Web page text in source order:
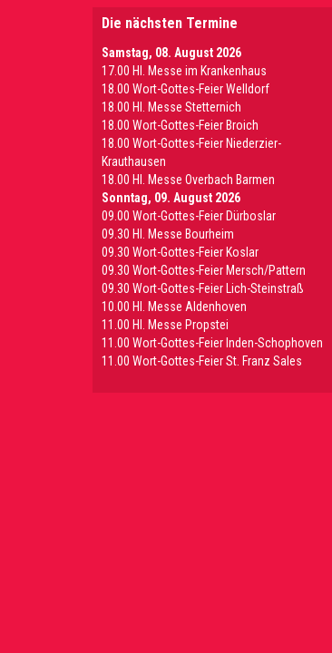
Die nächsten Termine
Samstag, 08. August 2026
17.00 Hl. Messe im Krankenhaus
18.00 Wort-Gottes-Feier Welldorf
18.00 Hl. Messe Stetternich
18.00 Wort-Gottes-Feier Broich
18.00 Wort-Gottes-Feier Niederzier-
Krauthausen
18.00 Hl. Messe Overbach Barmen
Sonntag, 09. August 2026
09.00 Wort-Gottes-Feier Dürboslar
09.30 HI. Messe Bourheim
09.30 Wort-Gottes-Feier Koslar
09.30 Wort-Gottes-Feier Mersch/Pattern
09.30 Wort-Gottes-Feier Lich-Steinstraß
10.00 Hl. Messe Aldenhoven
11.00 Hl. Messe Propstei
11.00 Wort-Gottes-Feier Inden-Schophoven
11.00 Wort-Gottes-Feier St. Franz Sales